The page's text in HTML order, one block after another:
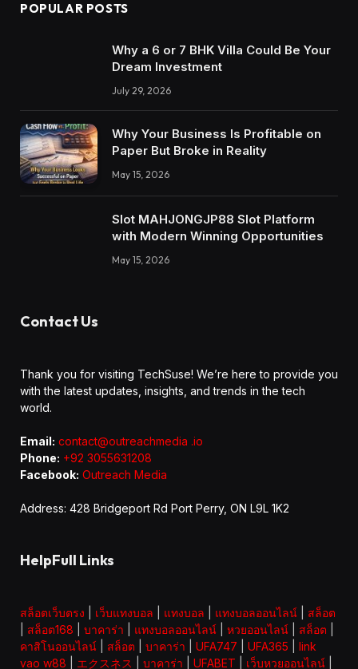
POPULAR POSTS
Why a 6 or 7 BHK Villa Could Be Your
Dream Investment
July 29, 2026
Why Your Business Is Profitable on
Paper But Broke in Reality
May 15, 2026
Slot MAHJONGJP88 Slot Platform
with Modern Winning Opportunities
May 15, 2026
Contact Us
Thank you for visiting TechSuse! We’re here to provide you
with the latest updates, insights, and trends in the tech
world.
Email: contact@outreachmedia .io
Phone: +92 3055631208
Facebook: Outreach Media
Address: 428 Bridgeport Rd Port Perry, ON L9L 1K2
HelpFull Links
สล็อตเว็บตรง เว็บแทงบอล แทงบอล แทงบอลออนไลน์
สล็อต
สล็อต168 บาคาร่า แทงบอลออนไลน์ หวยออนไลน์ สล็อต
คาสิโนออนไลน์
สล็อต บาคาร่า UFA747 UFA365
link
vao w88
エクスネス บาคาร่า UFABET เว็บหวยออนไลน์